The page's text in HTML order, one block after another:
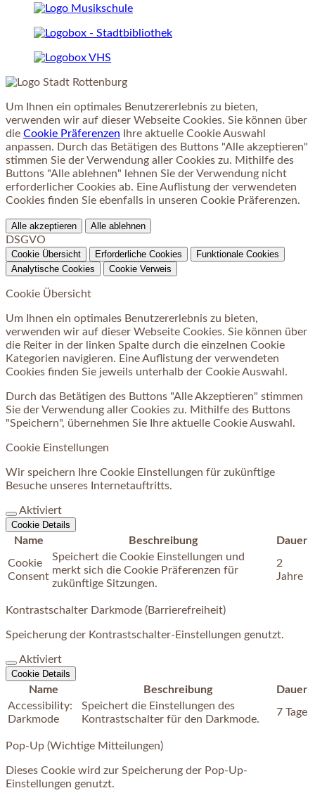
Um Ihnen ein optimales Benutzererlebnis zu bieten,
verwenden wir auf dieser Webseite Cookies. Sie können über
die Cookie Präferenzen Ihre aktuelle Cookie Auswahl
anpassen. Durch das Betätigen des Buttons "Alle akzeptieren"
stimmen Sie der Verwendung aller Cookies zu. Mithilfe des
Buttons "Alle ablehnen" lehnen Sie der Verwendung nicht
erforderlicher Cookies ab. Eine Auflistung der verwendeten
Cookies finden Sie ebenfalls in unseren Cookie Präferenzen.
Alle akzeptieren Alle ablehnen
DSGVO
Cookie Übersicht Erforderliche Cookies
Funktionale Cookies
Analytische Cookies
Cookie Verweis
Cookie Übersicht
Um Ihnen ein optimales Benutzererlebnis zu bieten,
verwenden wir auf dieser Webseite Cookies. Sie können über
die Reiter in der linken Spalte durch die einzelnen Cookie
Kategorien navigieren. Eine Auflistung der verwendeten
Cookies finden Sie jeweils unterhalb der Cookie Auswahl.
Durch das Betätigen des Buttons "Alle Akzeptieren" stimmen
Sie der Verwendung aller Cookies zu. Mithilfe des Buttons
"Speichern", übernehmen Sie Ihre aktuelle Cookie Auswahl.
Cookie Einstellungen
Wir speichern Ihre Cookie Einstellungen für zukünftige
Besuche unseres Internetauftritts.
Aktiviert
Cookie Details
Name Beschreibung
Dauer
Cookie
Consent
Speichert die Cookie Einstellungen und
merkt sich die Cookie Präferenzen für
zukünftige Sitzungen.
2
Jahre
Kontrastschalter Darkmode (Barrierefreiheit)
Speicherung der Kontrastschalter-Einstellungen genutzt.
Aktiviert
Cookie Details
Name Beschreibung
Dauer
Accessibility:
Darkmode
Speichert die Einstellungen des
Kontrastschalter für den Darkmode.
7 Tage
Pop-Up (Wichtige Mitteilungen)
Dieses Cookie wird zur Speicherung der Pop-Up-
Einstellungen genutzt.